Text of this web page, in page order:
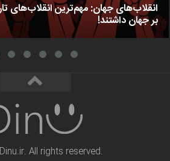
انقلاب‌های جهان: مهم‌ترین انقلاب‌های
بر جهان داشتند!
All rights reserved.